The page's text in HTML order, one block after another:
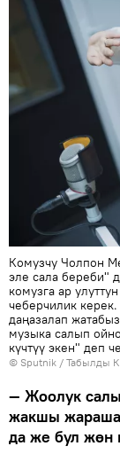
Комузчу Чолпон
эле сала береби"
комузга ар
чеберчилик
даңазалап
музыка салып
күчтүү экен" деп
© Sputnik / Табылды
— Жоолук
жакшы
да же бул жөн